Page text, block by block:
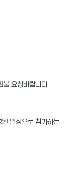
불 요청바랍니다
일정으로 참가하는